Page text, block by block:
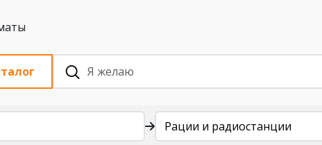
Алматы
Рации и радиостанции